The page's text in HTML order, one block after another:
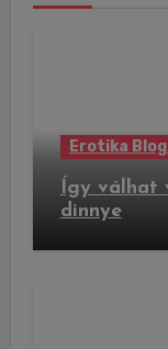
Erotika
Így válhat
dinnye